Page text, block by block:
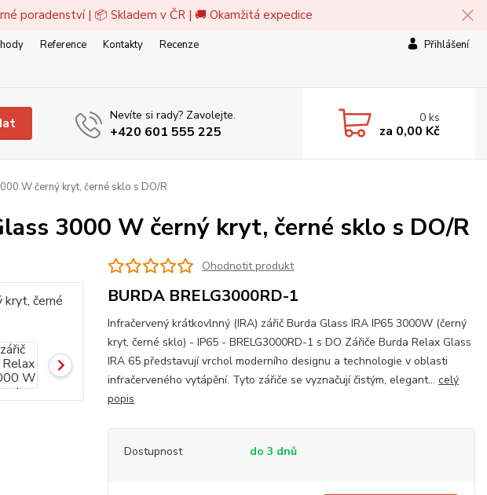
poradenství | 📦 Skladem v ČR | 🚚 Okamžitá expedice
Reference Kontakty
Recenze
Přihlášení
Nevíte si rady? Zavolejte.
+420 601 555 225
0 ks
za 0,00 Kč
W černý kryt, černé sklo s DO/R
3000 W černý kryt, černé sklo s DO/R
Ohodnotit produkt
BURDA BRELG3000RD-1
Infračervený krátkovlnný (IRA) zářič Burda Glass IRA IP65 3000W (černý
kryt, černé sklo) - IP65 - BRELG3000RD-1 s DO Zářiče Burda Relax Glass
IRA 65 představují vrchol moderního designu a technologie v oblasti
infračerveného vytápění. Tyto zářiče se vyznačují čistým, elegant...celý
popis
Dostupnost do 3 dnů